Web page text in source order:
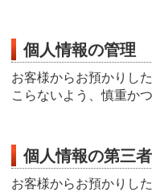
個人情報の管理
お客様からお預かりし
こらないよう、慎重か
個人情報の第三
お客様からお預かりし